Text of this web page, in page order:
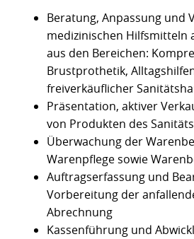
Beratung, Anpassung und
medizinischen Hilfsmitteln
aus den Bereichen:
Brustprothetik,
freiverkäuflicher
Präsentation, aktiver
von Produkten des
Überwachung der
Warenpflege sowie
Auftragserfassung und
Vorbereitung der
Abrechnung
Kassenführung und